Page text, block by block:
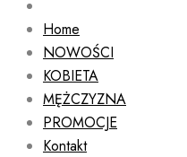
Home
NOWOŚCI
KOBIETA
MĘŻCZYZNA
PROMOCJE
Kontakt